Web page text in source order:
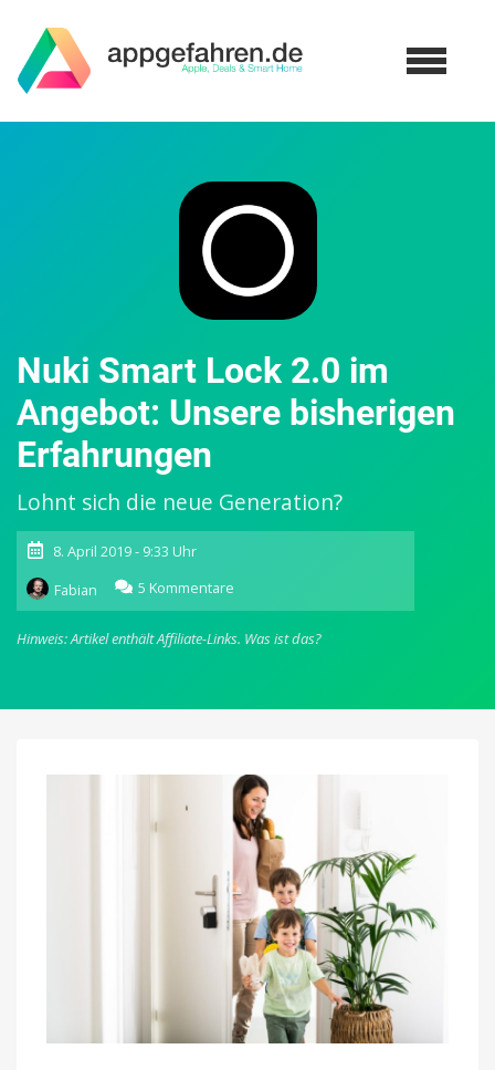
Nuki Smart Lock 2.0 im
Angebot: Unsere bisherigen
Erfahrungen
Lohnt sich die neue Generation?
8. April 2019 - 9:33 Uhr
Fabian
5 Kommentare
Nuki
Lock
Angebot:
Erfahrungen
Hinweis: Artikel enthält Affiliate-Links. Was ist das?